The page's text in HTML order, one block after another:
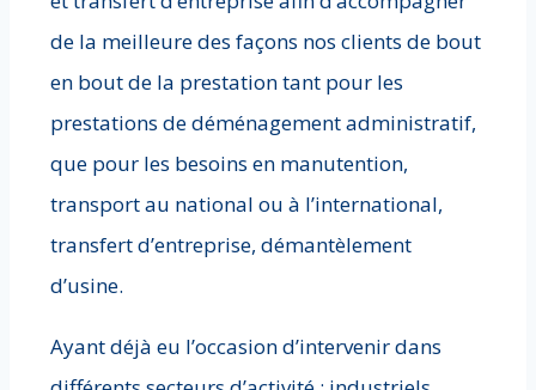
de la meilleure des façons nos clients de bout
en bout de la prestation tant pour les
prestations de déménagement administratif,
que pour les besoins en manutention,
transport au national ou à l’international,
transfert d’entreprise, démantèlement
d’usine.
Ayant déjà eu l’occasion d’intervenir dans